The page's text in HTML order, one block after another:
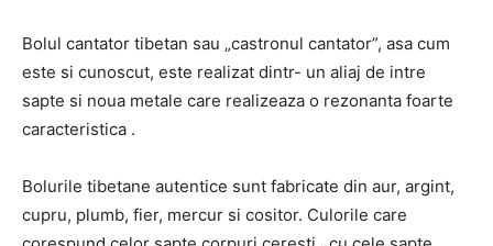
Bolul cantator tibetan sau „castronul cantator”, asa cum
este si cunoscut, este realizat dintr- un aliaj de intre
sapte si noua metale care realizeaza o rezonanta foarte
caracteristica .
Bolurile tibetane autentice sunt fabricate din aur, argint,
cupru, plumb, fier, mercur si cositor. Culorile care